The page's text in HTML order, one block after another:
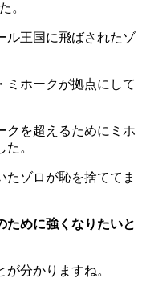
。
ル王国に飛ばされたゾ
ミホークが拠点にして
クを超えるためにミホ
。
たゾロが恥を捨ててま
ために強くなりたいと
分かりますね。